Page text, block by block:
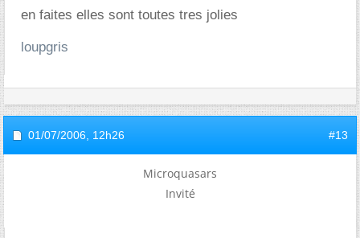
en faites elles sont toutes tres jolies
loupgris
01/07/2006, 12h26 #13
Microquasars
Invité